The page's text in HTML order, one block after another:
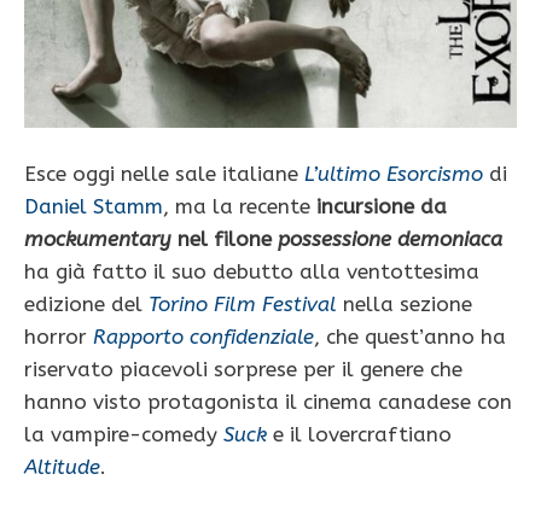
Esce oggi nelle sale italiane L’ultimo Esorcismo di
Daniel Stamm, ma la recente incursione da
mockumentary nel filone possessione demoniaca
ha già fatto il suo debutto alla ventottesima
edizione del Torino Film Festival nella sezione
horror Rapporto confidenziale, che quest’anno ha
riservato piacevoli sorprese per il genere che
hanno visto protagonista il cinema canadese con
la vampire-comedy Suck e il lovercraftiano
Altitude.